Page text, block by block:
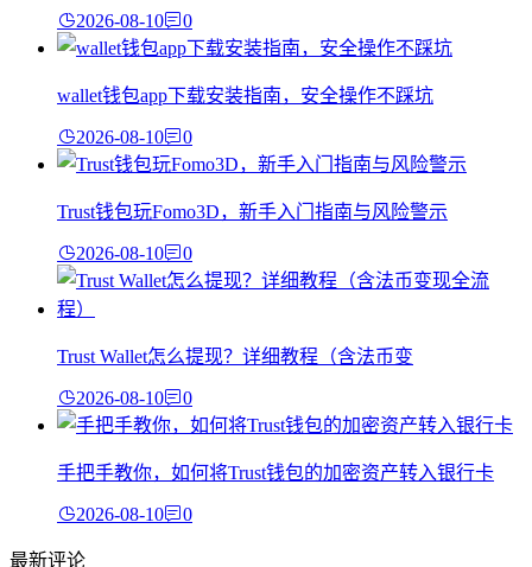
2026-08-10 0
wallet钱包app下载安装指南，安全操作不踩坑
2026-08-10 0
Trust钱包玩Fomo3D，新手入门指南与风险警示
2026-08-10 0
Trust Wallet怎么提现？详细教程（含法币变
2026-08-10 0
手把手教你，如何将Trust钱包的加密资产转入银行卡
2026-08-10 0
最新评论